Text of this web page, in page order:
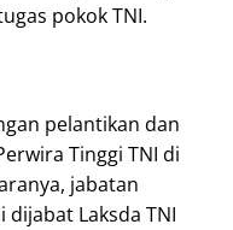
pokok TNI.
pelantikan dan
Tinggi TNI di
jabatan
dijabat Laksda TNI